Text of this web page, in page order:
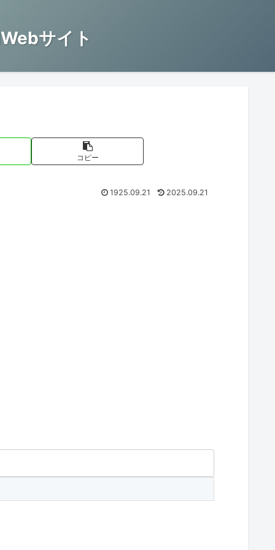
サイト
コピー
1925.09.21 2025.09.21